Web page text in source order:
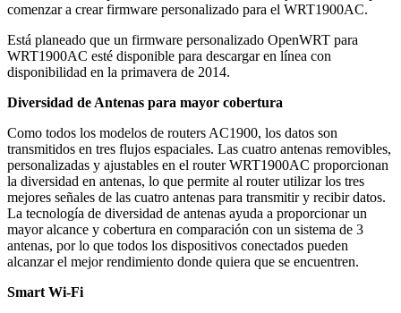
comenzar a crear firmware personalizado para el WRT1900AC.
Está planeado que un firmware personalizado OpenWRT para
WRT1900AC esté disponible para descargar en línea con
disponibilidad en la primavera de 2014.
Diversidad de Antenas para mayor cobertura
Como todos los modelos de routers AC1900, los datos son
transmitidos en tres flujos espaciales. Las cuatro antenas removibles,
personalizadas y ajustables en el router WRT1900AC proporcionan
la diversidad en antenas, lo que permite al router utilizar los tres
mejores señales de las cuatro antenas para transmitir y recibir datos.
La tecnología de diversidad de antenas ayuda a proporcionar un
mayor alcance y cobertura en comparación con un sistema de 3
antenas, por lo que todos los dispositivos conectados pueden
alcanzar el mejor rendimiento donde quiera que se encuentren.
Smart Wi-Fi